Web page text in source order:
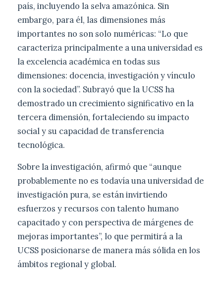
país, incluyendo la selva amazónica. Sin
embargo, para él, las dimensiones más
importantes no son solo numéricas: “Lo que
caracteriza principalmente a una universidad es
la excelencia académica en todas sus
dimensiones: docencia, investigación y vínculo
con la sociedad”. Subrayó que la UCSS ha
demostrado un crecimiento significativo en la
tercera dimensión, fortaleciendo su impacto
social y su capacidad de transferencia
tecnológica.
Sobre la investigación, afirmó que “aunque
probablemente no es todavía una universidad de
investigación pura, se están invirtiendo
esfuerzos y recursos con talento humano
capacitado y con perspectiva de márgenes de
mejoras importantes”, lo que permitirá a la
UCSS posicionarse de manera más sólida en los
ámbitos regional y global.